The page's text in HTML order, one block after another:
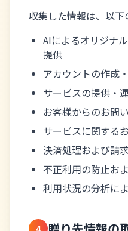
収集した情報は、以下
AIによるオリジナ
提供
アカウントの作成
サービスの提供・
お客様からのお問
サービスに関する
決済処理および請
不正利用の防止お
利用状況の分析に
4